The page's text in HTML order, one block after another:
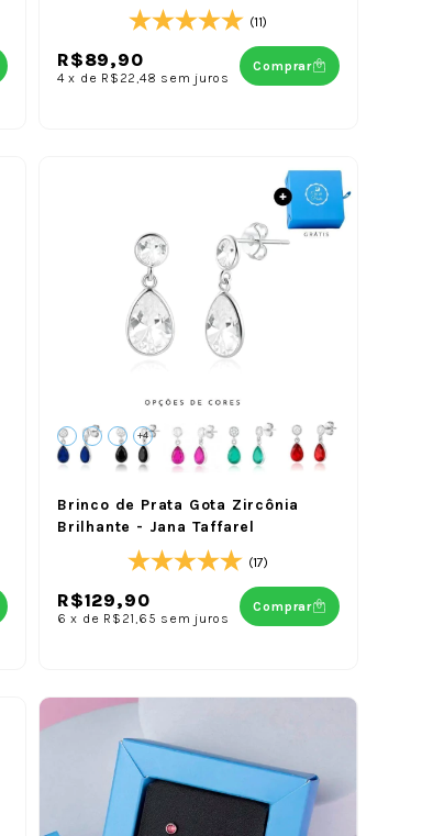
(11)
R$89,90
4 x de R$22,48 sem juros
Comprar
+4
Brinco de Prata Gota Zircônia
Brilhante - Jana Taffarel
(17)
R$129,90
6 x de R$21,65 sem juros
Comprar